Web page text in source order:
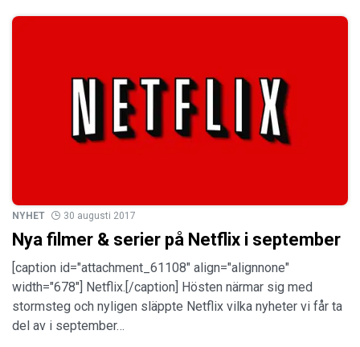
NYHET 30 augusti 2017
Nya filmer & serier på Netflix i september
[caption id="attachment_61108" align="alignnone"
width="678"] Netflix.[/caption] Hösten närmar sig med
stormsteg och nyligen släppte Netflix vilka nyheter vi får ta
del av i september…